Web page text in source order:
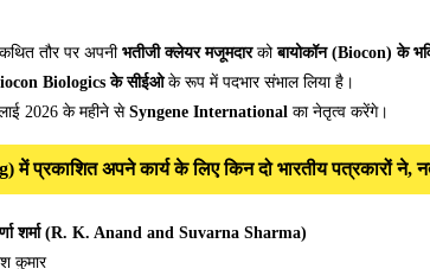
तौर पर अपनी भतीजी क्लेयर मजूमदारकोबायोकॉन (Biocon) के
Biologics के सीईओके रूप में पदभार संभाल लिया है।
2026 के महीने से Syngene International का नेतृत्व करेंगे।
में प्रकाशित अपने कार्य के लिए किन दो भारतीय पत्रकारों
शर्मा (R. K. Anand and Suvarna Sharma)
कुमार